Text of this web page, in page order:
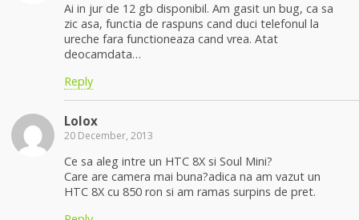
Ai in jur de 12 gb disponibil. Am gasit un bug, ca sa
zic asa, functia de raspuns cand duci telefonul la
ureche fara functioneaza cand vrea. Atat
deocamdata…
Reply
Lolox
20 December, 2013
Ce sa aleg intre un HTC 8X si Soul Mini?
Care are camera mai buna?adica na am vazut un
HTC 8X cu 850 ron si am ramas surpins de pret.